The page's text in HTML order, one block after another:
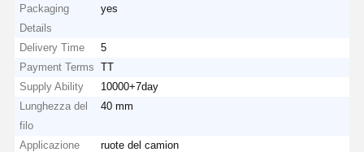
Packaging
Details
yes
Delivery Time
5
Payment Terms
TT
Supply Ability
10000+7day
Lunghezza del
filo
40 mm
Applicazione
ruote del camion